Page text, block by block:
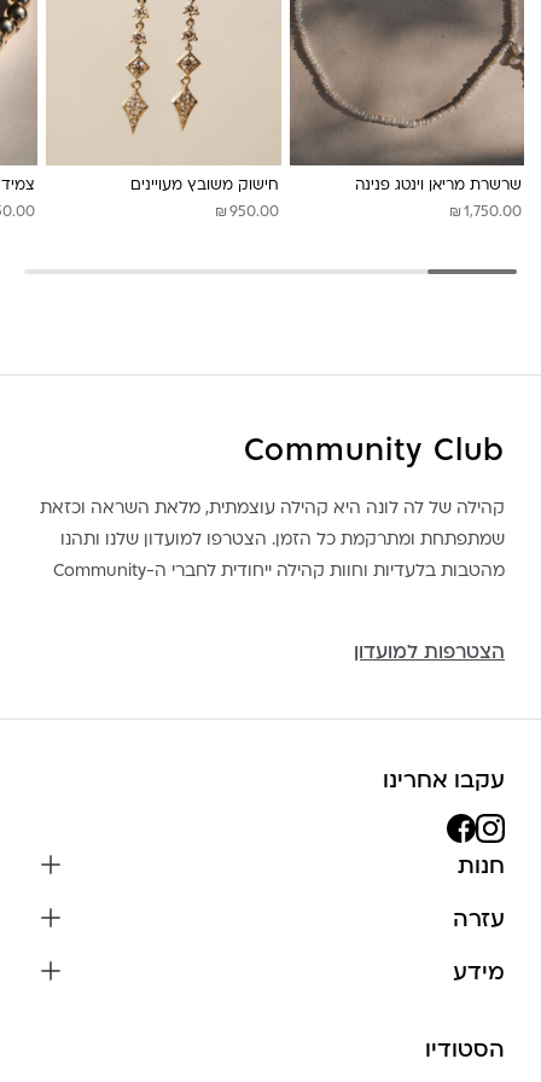
שרשרת מריאן וינטג פנינה
₪ 1,750.00
חישוק משובץ מעויינים
₪ 950.00
צמיד
Community Club
קהילה של לה לונה היא קהילה עוצמתית, מלאת השראה וכזאת
שמתפתחת ומתרקמת כל הזמן. הצטרפו למועדון שלנו ותהנו
מהטבות בלעדיות וחוות קהילה ייחודית לחברי ה-Community
הצטרפות למועדון
עקבו אחרינו
חנות
צמידים
בגדים
עזרה
מידע
שמירה על התכשיטים
הסטודיו